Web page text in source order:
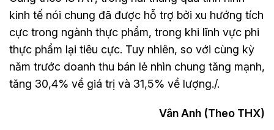
kinh tế nói chung đã được hỗ trợ bởi xu hướng tích
cực trong ngành thực phẩm, trong khi lĩnh vực phi
thực phẩm lại tiêu cực. Tuy nhiên, so với cùng kỳ
năm trước doanh thu bán lẻ nhìn chung tăng mạnh,
tăng 30,4% về giá trị và 31,5% về lượng./.
Vân Anh (Theo THX)